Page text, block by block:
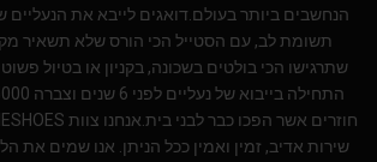
הנחשבים ביותר בעולם.דואגים לייבא את
תשומת לב, עם הסטייל הכי הורס שלא תשאיר
שתרגישו הכי בולטים בשכונה, בקניון או בטיול
שירות אדיב, זמין ואמין ככל הניתן. אנו שמים את